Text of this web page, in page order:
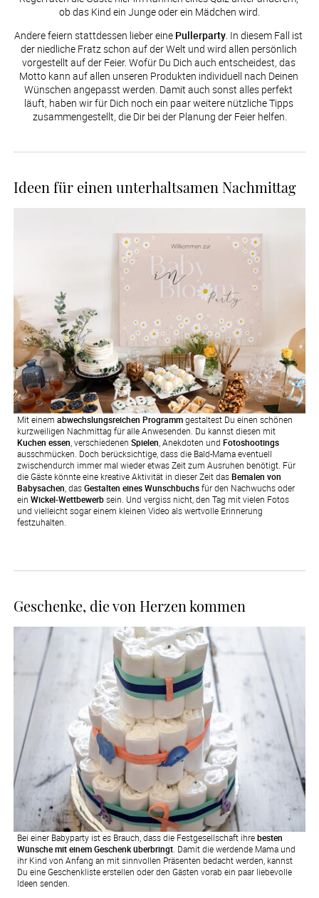
ob das Kind ein Junge oder ein Mädchen wird.
Andere feiern stattdessen lieber eine Pullerparty. In diesem Fall ist
der niedliche Fratz schon auf der Welt und wird allen persönlich
vorgestellt auf der Feier. Wofür Du Dich auch entscheidest, das
Motto kann auf allen unseren Produkten individuell nach Deinen
Wünschen angepasst werden. Damit auch sonst alles perfekt
läuft, haben wir für Dich noch ein paar weitere nützliche Tipps
zusammengestellt, die Dir bei der Planung der Feier helfen.
Ideen für einen unterhaltsamen Nachmittag
Mit einem abwechslungsreichen Programmgestaltest Du einen schönen
kurzweiligen Nachmittag für alle Anwesenden. Du kannst diesen mit
Kuchen essen , verschiedenen Spielen , Anekdoten und Fotoshootings
ausschmücken. Doch berücksichtige, dass die Bald-Mama eventuell
zwischendurch immer mal wieder etwas Zeit zum Ausruhen benötigt. Für
die Gäste könnte eine kreative Aktivität in dieser Zeit dasBemalen von
Babysachen , dasGestalten eines Wunschbuchsfür den Nachwuchs oder
ein Wickel-Wettbewerbsein. Und vergiss nicht, den Tag mit vielen Fotos
und vielleicht sogar einem kleinen Video als wertvolle Erinnerung
festzuhalten.
Geschenke, die von Herzen kommen
Bei einer Babyparty ist es Brauch, dass die Festgesellschaft ihrebesten
Wünsche mit einem Geschenk überbringt. Damit die werdende Mama und
ihr Kind von Anfang an mit sinnvollen Präsenten bedacht werden, kannst
Du eine Geschenkliste erstellen oder den Gästen vorab ein paar liebevolle
Ideen senden.